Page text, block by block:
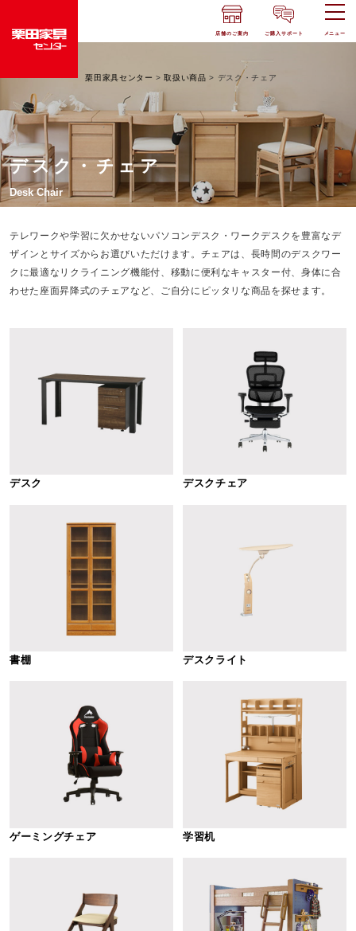
店舗のご案内 ご購入サポート メニュー
栗田家具センター >取扱い商品 > デスク・チェア
デスク・チェア
Desk Chair
テレワークや学習に欠かせないパソコンデスク・ワークデスクを豊富なデ
ザインとサイズからお選びいただけます。チェアは、長時間のデスクワー
クに最適なリクライニング機能付、移動に便利なキャスター付、身体に合
わせた座面昇降式のチェアなど、ご自分にピッタリな商品を探せます。
デスク デスクチェア
書棚 デスクライト
ゲーミングチェア 学習机